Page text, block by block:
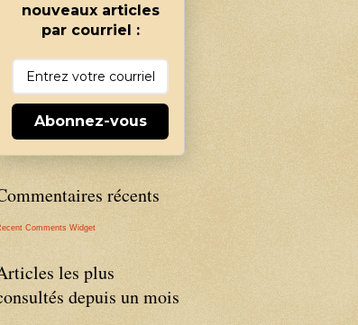
nouveaux articles
par courriel :
Abonnez-vous
récents
Comments Widget
les plus
depuis un mois